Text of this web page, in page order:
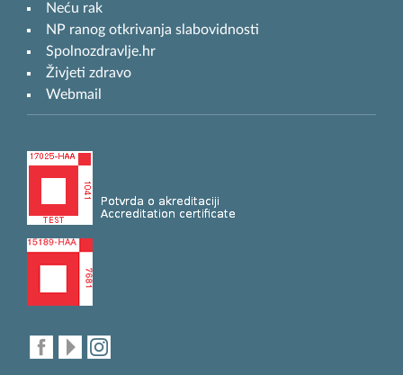
Neću rak
NP ranog otkrivanja slabovidnosti
Spolnozdravlje.hr
Živjeti zdravo
Webmail